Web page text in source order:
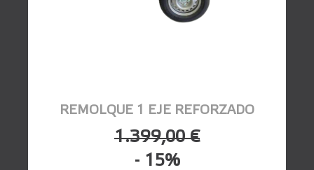
REMOLQUE 1 EJE REFORZADO
1.399,00 €
- 15%